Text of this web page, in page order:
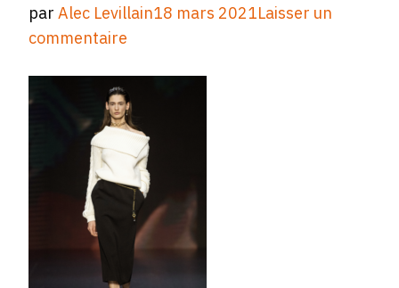
parAlec Levillain18 mars 2021Laisser un
commentaire
43D7-
B0F7-
41B3BAEED245